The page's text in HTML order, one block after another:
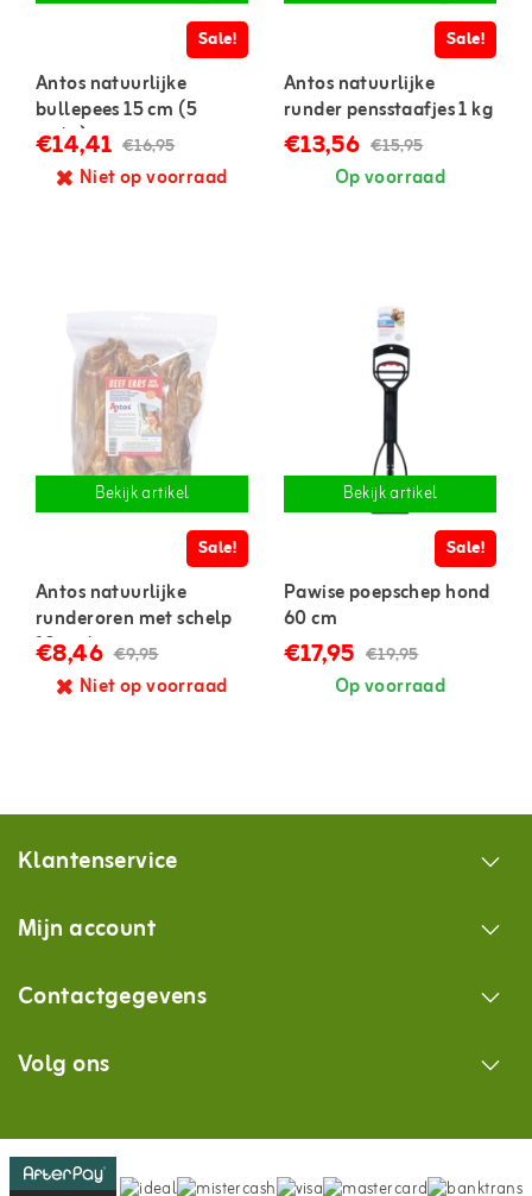
Sale!
Antos natuurlijke
bullepees 15 cm (5
stuks)
€14,41 €16,95
Niet op voorraad
Sale!
Antos natuurlijke
runder pensstaafjes 1 kg
€13,56 €15,95
Op voorraad
Bekijk artikel
Sale!
Antos natuurlijke
runderoren met schelp
10 stuks
€8,46 €9,95
Niet op voorraad
Bekijk artikel
Sale!
Pawise poepschep hond
60 cm
€17,95 €19,95
Op voorraad
Klantenservice
Mijn account
Contactgegevens
Volg ons